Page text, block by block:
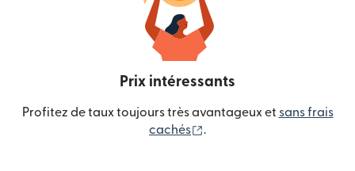
Prix intéressants
Profitez de taux toujours très avantageux et sans frais
cachés
.